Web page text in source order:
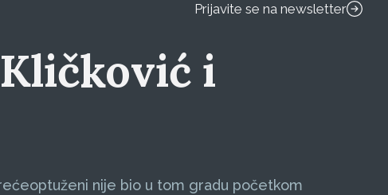
Prijavite se na newsletter
i
nije bio u tom gradu početkom